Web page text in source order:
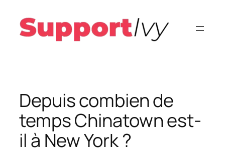
contenu
Depuis combien de
temps Chinatown est-
il à New York ?